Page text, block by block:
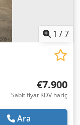
1 /7
€7.900
Sabit fiyat KDV hariç
Ara